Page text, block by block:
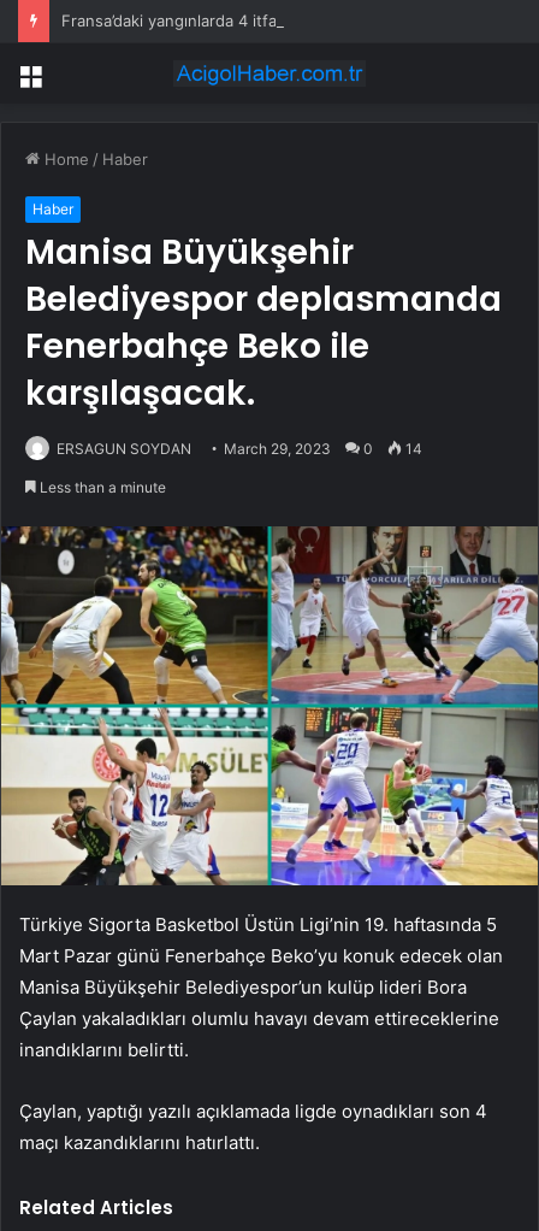
Fransa’daki yangınlarda 4 itfaiye eri hayatını kaybetti
Menu
Home / Haber
Haber
Manisa Büyükşehir
Belediyespor deplasmanda
Fenerbahçe Beko ile
karşılaşacak.
ERSAGUN SOYDAN March 29, 2023 0 14
Less than a minute
Türkiye Sigorta Basketbol Üstün Ligi’nin 19. haftasında 5
Mart Pazar günü Fenerbahçe Beko’yu konuk edecek olan
Manisa Büyükşehir Belediyespor’un kulüp lideri Bora
Çaylan yakaladıkları olumlu havayı devam ettireceklerine
inandıklarını belirtti.
Çaylan, yaptığı yazılı açıklamada ligde oynadıkları son 4
maçı kazandıklarını hatırlattı.
Related Articles